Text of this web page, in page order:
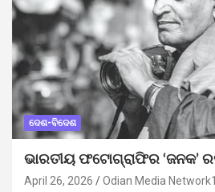
ଦେଶ-ବିଦେଶ
ଭାରତୀୟ ଫଟୋଗ୍ରାଫିର ‘ଜନକ’
April 26, 2026 Odian Media Network1